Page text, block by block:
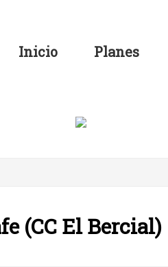
Inicio Planes
(CC El Bercial)